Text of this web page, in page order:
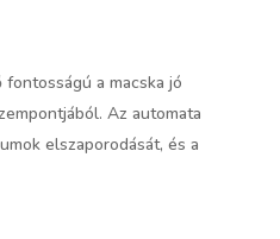
a macska jó
Az automata
elszaporodását, és a